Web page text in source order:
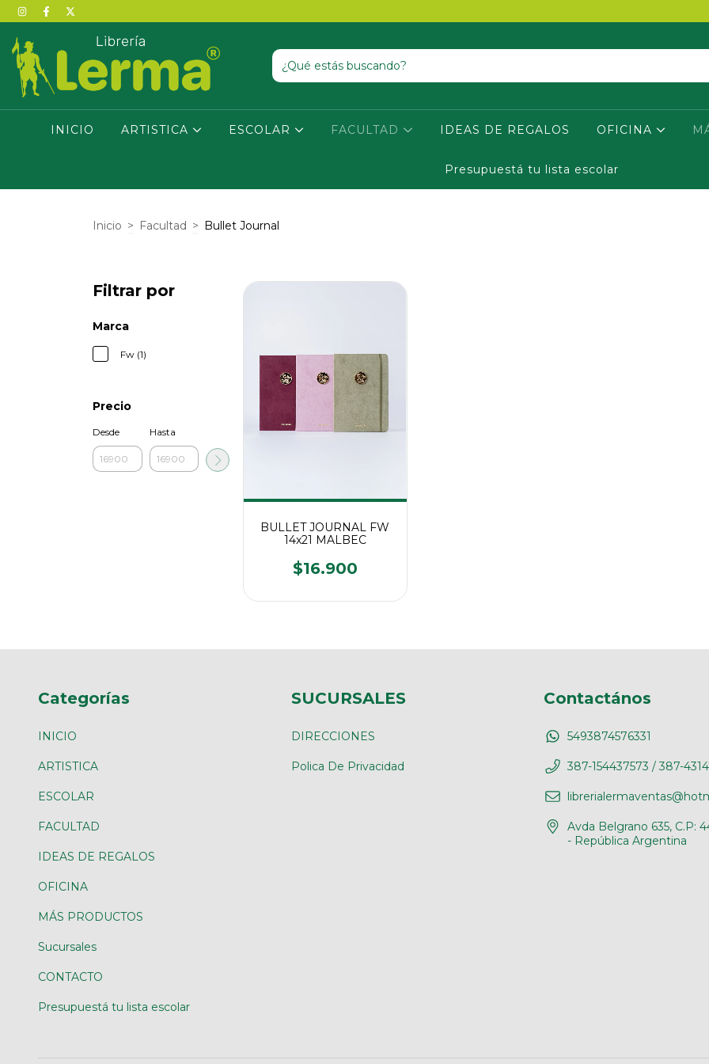
INICIO ARTISTICA ESCOLAR FACULTAD IDEAS DE REGALOS OFICINA
Presupuestá tu lista escolar
Inicio > Facultad > Bullet Journal
Filtrar por
Marca
Fw (1)
Precio
Desde Hasta
BULLET JOURNAL FW
14x21 MALBEC
$16.900
Categorías
INICIO
ARTISTICA
ESCOLAR
FACULTAD
IDEAS DE REGALOS
OFICINA
MÁS PRODUCTOS
Sucursales
CONTACTO
Presupuestá tu lista escolar
SUCURSALES
DIRECCIONES
Polica De Privacidad
Contactános
5493874576331
387-154437573 / 387-
Avda Belgrano 635, C.P:
- República Argentina